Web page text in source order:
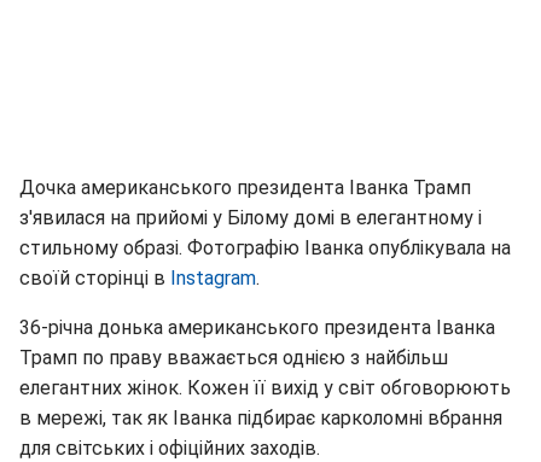
Дочка американського президента Іванка Трамп
з'явилася на прийомі у Білому домі в елегантному і
стильному образі. Фотографію Іванка опублікувала на
своїй сторінці в Instagram.
36-річна донька американського президента Іванка
Трамп по праву вважається однією з найбільш
елегантних жінок. Кожен її вихід у світ обговорюють
в мережі, так як Іванка підбирає карколомні вбрання
для світських і офіційних заходів.